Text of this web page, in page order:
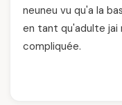
neuneu vu qu'a la
en tant qu'adulte jai
compliquée.